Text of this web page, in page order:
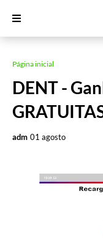
Página inicial
DENT -
adm 01 agosto